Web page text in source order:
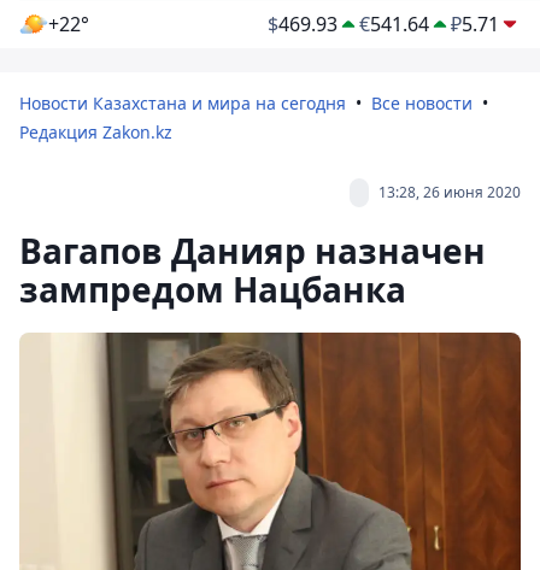
+22° $469.93 €541.64 ₽5.71
Новости Казахстана и мира на сегодня
Все новости
Редакция Zakon.kz
13:28, 26 июня 2020
Вагапов Данияр назначен
зампредом Нацбанка